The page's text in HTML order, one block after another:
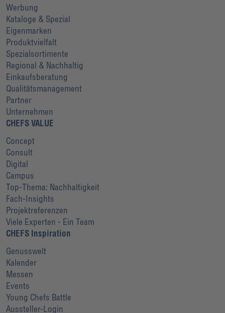
Werbung
Kataloge & Spezial
Eigenmarken
Produktvielfalt
Spezialsortimente
Regional & Nachhaltig
Einkaufsberatung
Qualitätsmanagement
Partner
Unternehmen
CHEFS VALUE
Concept
Consult
Digital
Campus
Top-Thema: Nachhaltigkeit
Fach-Insights
Projektreferenzen
Viele Experten - Ein Team
CHEFS Inspiration
Genusswelt
Kalender
Messen
Events
Young Chefs Battle
Aussteller-Login